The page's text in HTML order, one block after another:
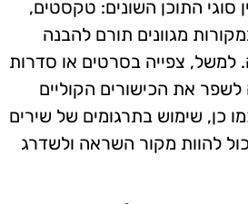
סוגי התוכן השונים: טקסטים,
מגוונים תורם להבנה
צפייה בסרטים או סדרות
את הכישורים הקוליים
כן, שימוש בתרגומים של שירים
להוות מקור השראה ולשדרג